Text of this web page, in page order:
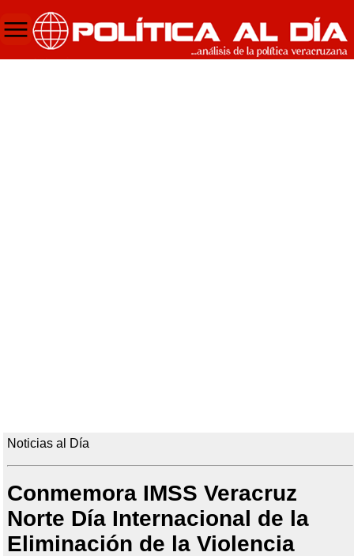
Noticias al Día
Conmemora IMSS Veracruz
Norte Día Internacional de la
Eliminación de la Violencia